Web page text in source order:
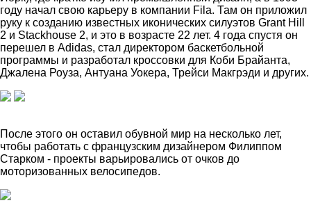
году начал свою карьеру в компании Fila. Там он приложил
руку к созданию известных иконических силуэтов Grant Hill
2 и Stackhouse 2, и это в возрасте 22 лет. 4 года спустя он
перешел в Adidas, стал директором баскетбольной
программы и разработал кроссовки для Коби Брайанта,
Джалена Роуза, Антуана Уокера, Трейси Макгрэди и других.
После этого он оставил обувной мир на несколько лет,
чтобы работать с французским дизайнером Филиппом
Старком - проекты варьировались от очков до
моторизованных велосипедов.